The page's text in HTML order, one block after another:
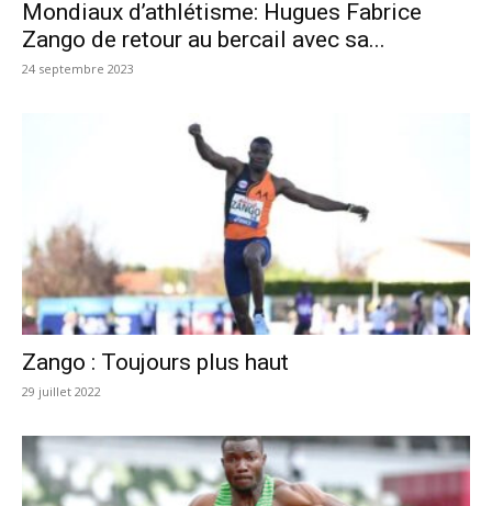
Mondiaux d’athlétisme: Hugues Fabrice
Zango de retour au bercail avec sa...
24 septembre 2023
Zango : Toujours plus haut
29 juillet 2022